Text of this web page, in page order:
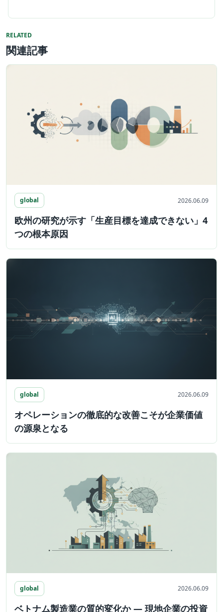
RELATED
関連記事
global 2026.06.09
欧州の研究が示す「生産目標を達成できない」4
つの根本原因
global 2026.06.09
オペレーションの徹底的な改善こそが企業価値
の源泉となる
global 2026.06.09
ベトナム製造業の質的変化か ― 現地企業の投資